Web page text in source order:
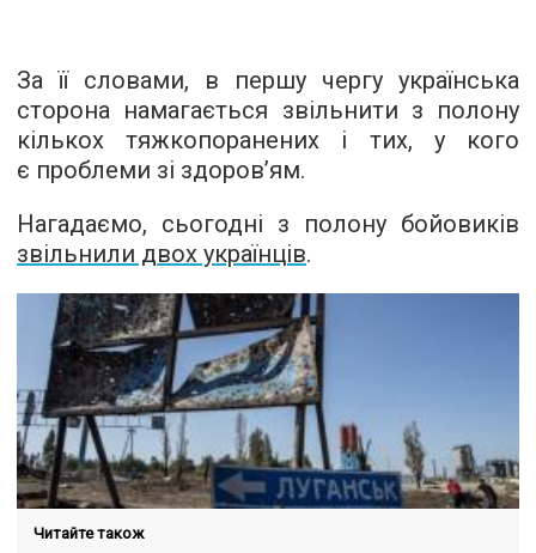
За її словами, в першу чергу українська
сторона намагається звільнити з полону
кількох тяжкопоранених і тих, у кого
є проблеми зі здоров’ям.
Нагадаємо, сьогодні з полону бойовиків
звільнили двох українців.
Читайте також